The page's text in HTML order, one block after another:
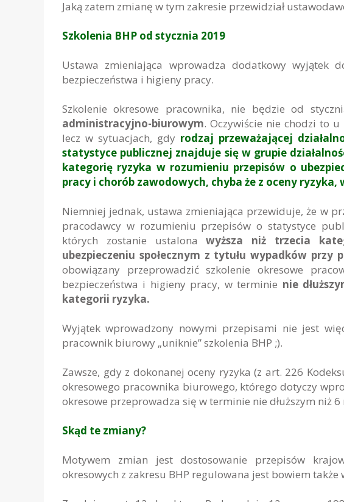
Jaką zatem zmianę w tym zakresie przewidział
Szkolenia BHP od stycznia 2019
Ustawa zmieniająca wprowadza dodatkowy wyjątek
bezpieczeństwa i higieny pracy.
Szkolenie okresowe pracownika, nie będzie od
administracyjno-biurowym. Oczywiście nie chodzi to
lecz w sytuacjach, gdy rodzaj przeważającej
statystyce publicznej znajduje się w grupie
kategorię ryzyka w rozumieniu przepisów o
pracy i chorób zawodowych, chyba że z oceny
Niemniej jednak, ustawa zmieniająca przewiduje, że w
pracodawcy w rozumieniu przepisów o statystyce
których zostanie ustalonawyższa niż trzecia
ubezpieczeniu społecznym z tytułu wypadków przy
obowiązany przeprowadzić szkolenie okresowe
bezpieczeństwa i higieny pracy, w terminie nie
kategorii ryzyka.
Wyjątek wprowadzony nowymi przepisami nie jest
pracownik biurowy „uniknie” szkolenia BHP ;).
Zawsze, gdy z dokonanej oceny ryzyka (z art. 226
okresowego pracownika biurowego, którego dotyczy
okresowe przeprowadza się w terminie nie dłuższym niż
Skąd te zmiany?
Motywem zmian jest dostosowanie przepisów
okresowych z zakresu BHP regulowana jest bowiem także